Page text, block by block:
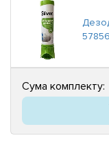
Сума комплекту: